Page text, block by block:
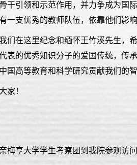
干引领和示范作用，并力争成为国
一支优秀的教师队伍，依靠他们影
们在这里纪念和缅怀王竹溪先生，
表的优秀知识分子的爱国传统，传
国高等教育和科学研究贡献我们的智
家！
梅亨大学学生考察团到我院参观访问